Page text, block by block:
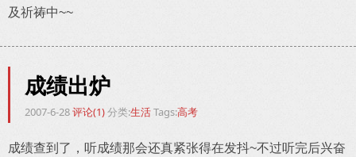
及祈祷中~~
成绩出炉
2007-6-28评论(1)分类:生活Tags:高考
成绩查到了，听成绩那会还真紧张得在发抖~不过听完后兴奋